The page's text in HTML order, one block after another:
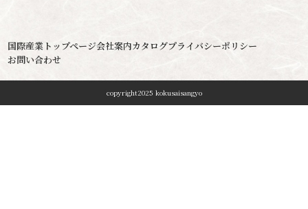
国際産業トップページ会社案内カタログプライバシーポリシー
お問い合わせ
copyright2025 kokusaisangyo